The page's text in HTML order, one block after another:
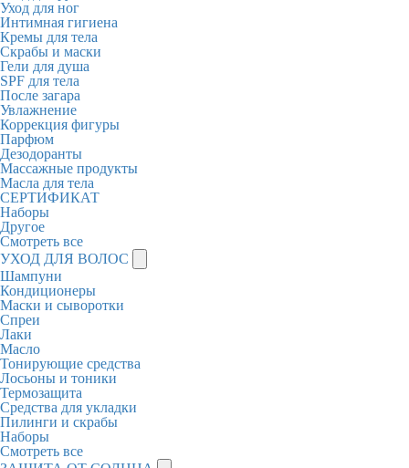
Уход для ног
Интимная гигиена
Кремы для тела
Скрабы и маски
Гели для душа
SPF для тела
После загара
Увлажнение
Коррекция фигуры
Парфюм
Дезодоранты
Массажные продукты
Масла для тела
СЕРТИФИКАТ
Наборы
Другое
Смотреть все
УХОД ДЛЯ ВОЛОС
Шампуни
Кондиционеры
Маски и сыворотки
Спреи
Лаки
Масло
Тонирующие средства
Лосьоны и тоники
Термозащита
Средства для укладки
Пилинги и скрабы
Наборы
Смотреть все